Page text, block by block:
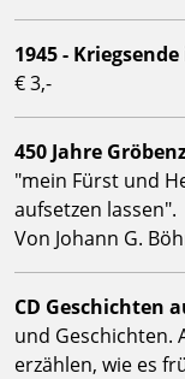
1945 -
€ 3,-
450 Jahre
"mein Fürst und
aufsetzen lassen".
Von Johann G.
CD Geschichten
und Geschichten.
erzählen, wie es